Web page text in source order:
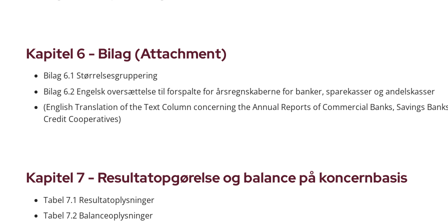
Kapitel 6 - Bilag (Attachment)
Bilag 6.1 Størrelsesgruppering
Bilag 6.2 Engelsk oversættelse til forspalte for årsregnskaberne for banker, sparekasser og andelskasser
(English Translation of the Text Column concerning the Annual Reports of Commercial Banks, Savings
Credit Cooperatives)
Kapitel 7 - Resultatopgørelse og balance på koncernbasis
Tabel 7.1 Resultatoplysninger
Tabel 7.2 Balanceoplysninger